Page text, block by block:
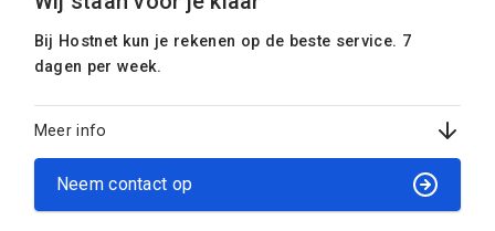
Bij Hostnet kun je rekenen op de beste service. 7
dagen per week.
Meer info
Neem contact op